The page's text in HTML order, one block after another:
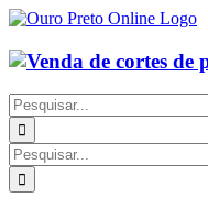
Ir
o
conteúdo
Buscar
resultados
para:
Buscar
resultados
para: